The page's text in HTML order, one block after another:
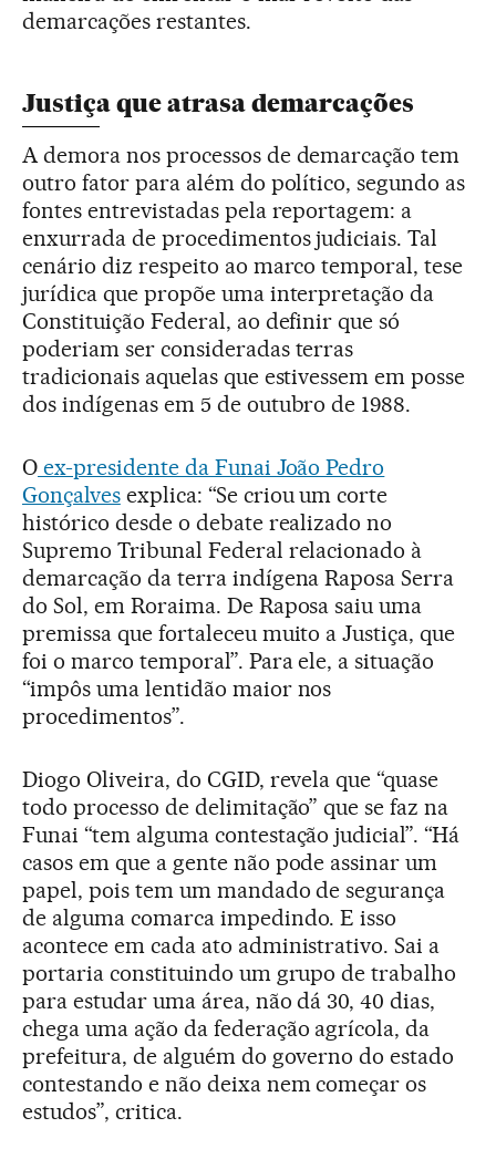
demarcações restantes.
Justiça que atrasa demarcações
A demora nos processos de demarcação tem
outro fator para além do político, segundo as
fontes entrevistadas pela reportagem: a
enxurrada de procedimentos judiciais. Tal
cenário diz respeito ao marco temporal, tese
jurídica que propõe uma interpretação da
Constituição Federal, ao definir que só
poderiam ser consideradas terras
tradicionais aquelas que estivessem em posse
dos indígenas em 5 de outubro de 1988.
Oex-presidente da Funai João Pedro
Gonçalvesexplica: “Se criou um corte
histórico desde o debate realizado no
Supremo Tribunal Federal relacionado à
demarcação da terra indígena Raposa Serra
do Sol, em Roraima. De Raposa saiu uma
premissa que fortaleceu muito a Justiça, que
foi o marco temporal”. Para ele, a situação
“impôs uma lentidão maior nos
procedimentos”.
Diogo Oliveira, do CGID, revela que “quase
todo processo de delimitação” que se faz na
Funai “tem alguma contestação judicial”. “Há
casos em que a gente não pode assinar um
papel, pois tem um mandado de segurança
de alguma comarca impedindo. E isso
acontece em cada ato administrativo. Sai a
portaria constituindo um grupo de trabalho
para estudar uma área, não dá 30, 40 dias,
chega uma ação da federação agrícola, da
prefeitura, de alguém do governo do estado
contestando e não deixa nem começar os
estudos”, critica.